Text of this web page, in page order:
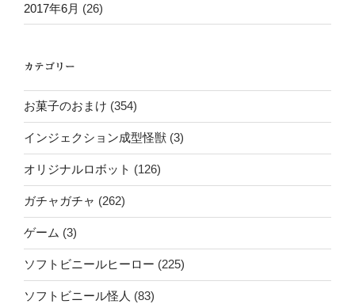
2017年6月 (26)
カテゴリー
お菓子のおまけ (354)
インジェクション成型怪獣 (3)
オリジナルロボット (126)
ガチャガチャ (262)
ゲーム (3)
ソフトビニールヒーロー (225)
ソフトビニール怪人 (83)